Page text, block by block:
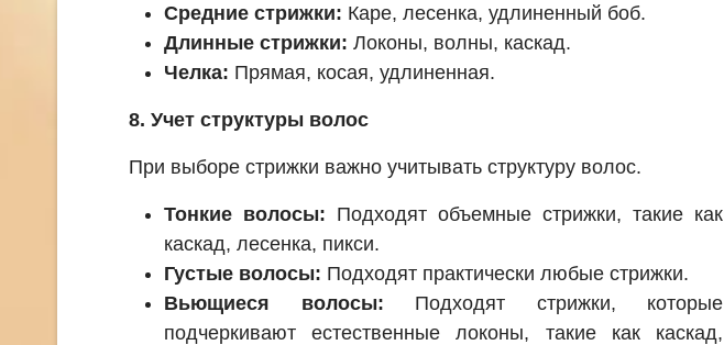
Средние стрижки: Каре, лесенка, удлиненный боб.
Длинные стрижки: Локоны, волны, каскад.
Челка: Прямая, косая, удлиненная.
8. Учет структуры волос
При выборе стрижки важно учитывать структуру волос.
Тонкие волосы: Подходят объемные стрижки, такие как
каскад, лесенка, пикси.
Густые волосы: Подходят практически любые стрижки.
Вьющиеся волосы: Подходят стрижки, которые
подчеркивают естественные локоны, такие как каскад,